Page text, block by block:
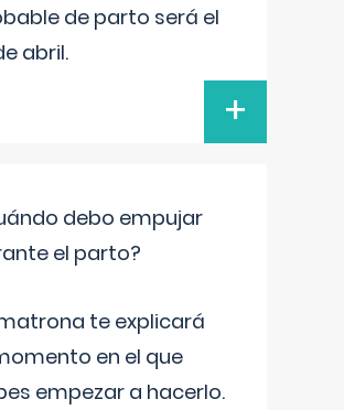
de parto será el
abril.
+
debo empujar
el parto?
te explicará
en el que
empezar a hacerlo.